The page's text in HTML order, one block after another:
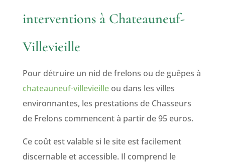
interventions à Chateauneuf-
Villevieille
Pour détruire un nid de frelons ou de guêpes à
chateauneuf-villevieilleou dans les villes
environnantes, les prestations de Chasseurs
de Frelons commencent à partir de 95 euros.
Ce coût est valable si le site est facilement
discernable et accessible. Il comprend le